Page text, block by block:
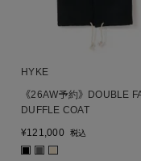
HYKE
《26AW予約》DOUBLE
DUFFLE COAT
¥121,000 税込
■ ■